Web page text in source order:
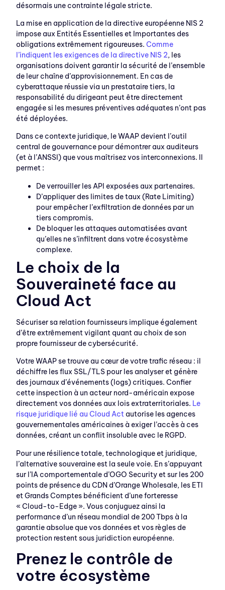
désormais une contrainte légale stricte.
La mise en application de la directive européenne NIS 2
impose aux Entités Essentielles et Importantes des
obligations extrêmement rigoureuses. Comme
l’indiquent les exigences de la directive NIS 2, les
organisations doivent garantir la sécurité de l’ensemble
de leur chaîne d’approvisionnement. En cas de
cyberattaque réussie via un prestataire tiers, la
responsabilité du dirigeant peut être directement
engagée si les mesures préventives adéquates n’ont pas
été déployées.
Dans ce contexte juridique, le WAAP devient l’outil
central de gouvernance pour démontrer aux auditeurs
(et à l’ANSSI) que vous maîtrisez vos interconnexions. Il
permet :
De verrouiller les API exposées aux partenaires.
D’appliquer des limites de taux (Rate Limiting)
pour empêcher l’exfiltration de données par un
tiers compromis.
De bloquer les attaques automatisées avant
qu’elles ne s’infiltrent dans votre écosystème
complexe.
Le choix de la
Souveraineté face au
Cloud Act
Sécuriser sa relation fournisseurs implique également
d’être extrêmement vigilant quant au choix de son
propre fournisseur de cybersécurité.
Votre WAAP se trouve au cœur de votre trafic réseau : il
déchiffre les flux SSL/TLS pour les analyser et génère
des journaux d’événements (logs) critiques. Confier
cette inspection à un acteur nord-américain expose
directement vos données aux lois extraterritoriales. Le
risque juridique lié au Cloud Act autorise les agences
gouvernementales américaines à exiger l’accès à ces
données, créant un conflit insoluble avec le RGPD.
Pour une résilience totale, technologique et juridique,
l’alternative souveraine est la seule voie. En s’appuyant
sur l’IA comportementale d’OGO Security et sur les 200
points de présence du CDN d’Orange Wholesale, les ETI
et Grands Comptes bénéficient d’une forteresse
« Cloud-to-Edge ». Vous conjuguez ainsi la
performance d’un réseau mondial de 200 Tbps à la
garantie absolue que vos données et vos règles de
protection restent sous juridiction européenne.
Prenez le contrôle de
votre écosystème